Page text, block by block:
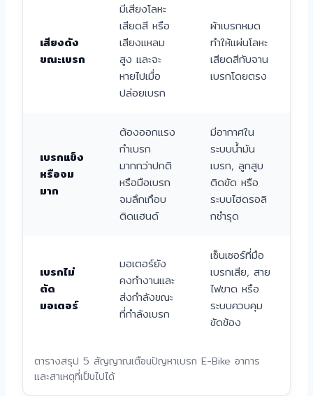
ตารางสรุป 5 สัญญาณเตือนปัญหาเบรก E-Bike อาการ
และสาเหตุที่เป็นไปได้
เสียงดัง
ขณะเบรก
มีเสียงโลหะ
เสียดสี หรือ
เสียงแหลม
สูง และจะ
หายไปเมื่อ
ปล่อยเบรก
ผ้าเบรกหมด
ทำให้แผ่นโลหะ
เสียดสีกับจาน
เบรกโดยตรง
เบรกแข็ง
หรือจม
มาก
ต้องออกแรง
กำเบรก
มากกว่าปกติ
หรือมือเบรก
จมลึกเกือบ
ติดแฮนด์
มีอากาศใน
ระบบน้ำมัน
เบรก, ลูกสูบ
ติดขัด หรือ
ระบบไฮดรอลิ
กชำรุด
เบรกไม่
ตัด
มอเตอร์
มอเตอร์ยัง
คงทำงานและ
ส่งกำลังขณะ
ที่กำลังเบรก
เซ็นเซอร์ที่มือ
เบรกเสีย, สาย
ไฟขาด หรือ
ระบบควบคุม
ขัดข้อง